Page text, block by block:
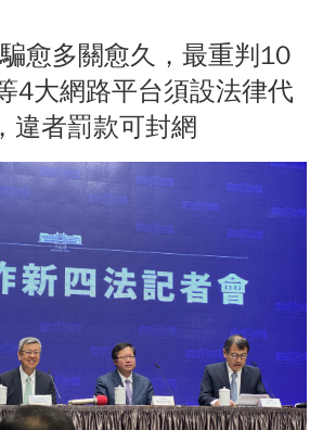
愈多關愈久，最重判10
4大網路平台須設法律代
違者罰款可封網